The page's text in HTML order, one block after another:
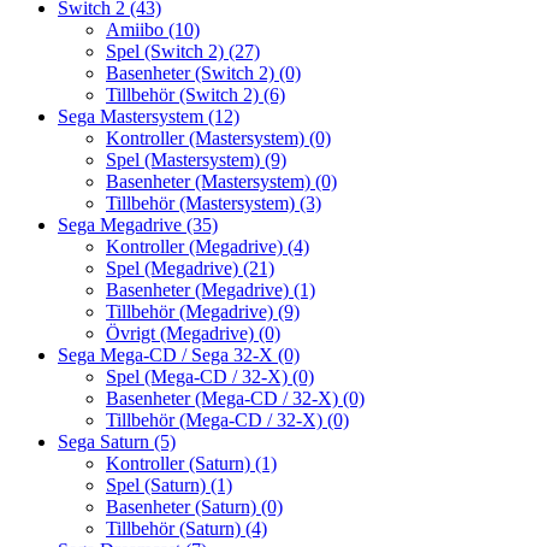
Switch 2 (43)
Amiibo (10)
Spel (Switch 2) (27)
Basenheter (Switch 2) (0)
Tillbehör (Switch 2) (6)
Sega Mastersystem (12)
Kontroller (Mastersystem) (0)
Spel (Mastersystem) (9)
Basenheter (Mastersystem) (0)
Tillbehör (Mastersystem) (3)
Sega Megadrive (35)
Kontroller (Megadrive) (4)
Spel (Megadrive) (21)
Basenheter (Megadrive) (1)
Tillbehör (Megadrive) (9)
Övrigt (Megadrive) (0)
Sega Mega-CD / Sega 32-X (0)
Spel (Mega-CD / 32-X) (0)
Basenheter (Mega-CD / 32-X) (0)
Tillbehör (Mega-CD / 32-X) (0)
Sega Saturn (5)
Kontroller (Saturn) (1)
Spel (Saturn) (1)
Basenheter (Saturn) (0)
Tillbehör (Saturn) (4)